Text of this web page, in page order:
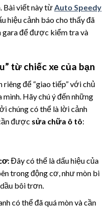
Bài viết này từ Auto Speedy
hiệu cảnh báo cho thấy đã
gara để được kiểm tra và
từ chiếc xe của bạn
để “giao tiếp” với chủ
Hãy chú ý đến những
chúng có thể là lời cảnh
được sửa chữa ô tô:
Đây có thể là dấu hiệu của
trong động cơ, như mòn bi
bôi trơn.
có thể đã quá mòn và cần